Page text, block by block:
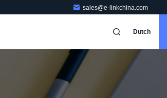
sales@e-linkchina.com
Dutch